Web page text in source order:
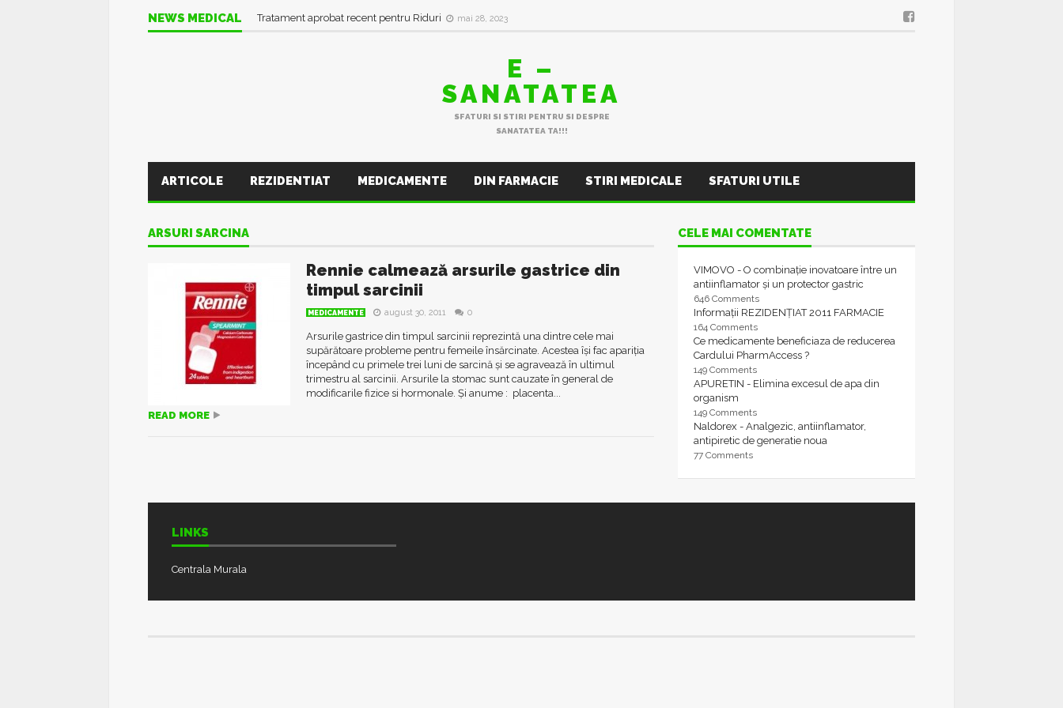
NEWS MEDICAL Tratament aprobat recent pentru Riduri mai 28, 2023
E –
SANATATEA
SFATURI SI STIRI PENTRU SI DESPRE
SANATATEA TA!!!
ARTICOLE REZIDENTIAT MEDICAMENTE DIN FARMACIE STIRI MEDICALE SFATURI UTILE
ARSURI SARCINA
Rennie calmează arsurile gastrice din
timpul sarcinii
MEDICAMENTE august 30, 2011 0
Arsurile gastrice din timpul sarcinii reprezintă una dintre cele mai
supărătoare probleme pentru femeile însărcinate. Acestea își fac apariția
începând cu primele trei luni de sarcină și se agravează în ultimul
trimestru al sarcinii. Arsurile la stomac sunt cauzate în general de
modificarile fizice si hormonale. Și anume : placenta...
READ MORE
CELE MAI COMENTATE
VIMOVO - O combinație inovatoare între un
antiinflamator și un protector gastric
646 Comments
Informații REZIDENȚIAT 2011 FARMACIE
164 Comments
Ce medicamente beneficiaza de reducerea
Cardului PharmAccess ?
149 Comments
APURETIN - Elimina excesul de apa din
organism
149 Comments
Naldorex - Analgezic, antiinflamator,
antipiretic de generatie noua
77 Comments
LINKS
Centrala Murala